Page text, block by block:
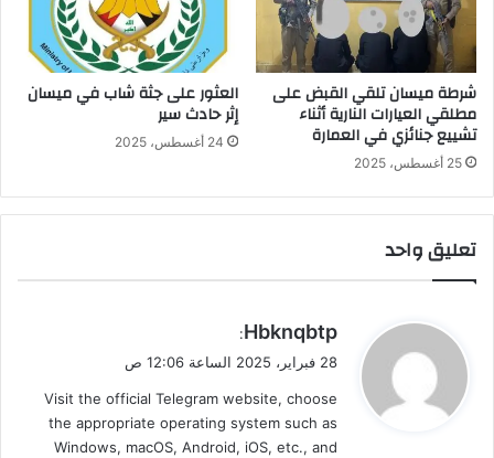
شرطة ميسان تلقي القبض على
مطلقي العيارات النارية أثناء
تشييع جنائزي في العمارة
25 أغسطس، 2025
العثور على جثة شاب في ميسان
إثر حادث سير
24 أغسطس، 2025
تعليق واحد
ي
ق
ل
Hbknqbtp
:
28 فبراير، 2025 الساعة 12:06 ص
Visit the official Telegram website, choose
the appropriate operating system such as
Windows, macOS, Android, iOS, etc., and